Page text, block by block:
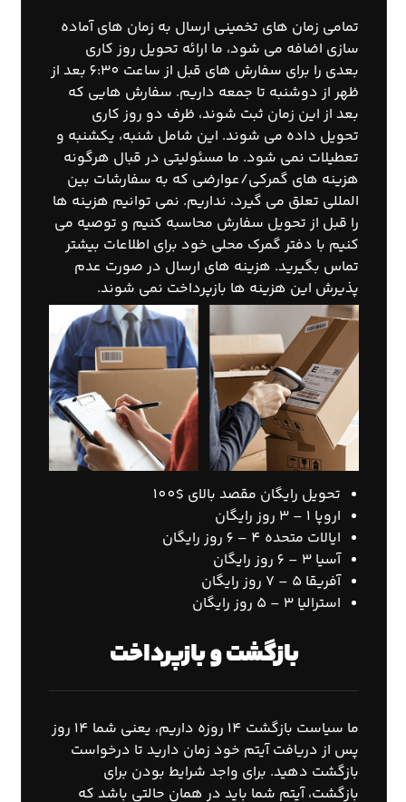
تمامی زمان های تخمینی ارسال به زمان های آماده
سازی اضافه می شود، ما ارائه تحویل روز کاری
بعدی را برای سفارش های قبل از ساعت 6:30 بعد از
ظهر از دوشنبه تا جمعه داریم. سفارش هایی که
بعد از این زمان ثبت شوند، ظرف دو روز کاری
تحویل داده می شوند. این شامل شنبه، یکشنبه و
تعطیلات نمی شود. ما مسئولیتی در قبال هرگونه
هزینه های گمرکی/عوارضی که به سفارشات بین
المللی تعلق می گیرد، نداریم. نمی توانیم هزینه ها
را قبل از تحویل سفارش محاسبه کنیم و توصیه می
کنیم با دفتر گمرک محلی خود برای اطلاعات بیشتر
تماس بگیرید. هزینه های ارسال در صورت عدم
پذیرش این هزینه ها بازپرداخت نمی شوند.
تحویل رایگان مقصد بالای $100
اروپا 1 – 3 روز رایگان
ایالات متحده 4 – 6 روز رایگان
آسیا 3 – 6 روز رایگان
آفریقا 5 – 7 روز رایگان
استرالیا 3 – 5 روز رایگان
بازگشت و بازپرداخت
ما سیاست بازگشت 14 روزه داریم، یعنی شما 14 روز
پس از دریافت آیتم خود زمان دارید تا درخواست
بازگشت دهید. برای واجد شرایط بودن برای
بازگشت، آیتم شما باید در همان حالتی باشد که